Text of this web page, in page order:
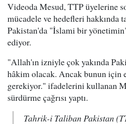
Videoda Mesud, TTP üyelerine
mücadele ve hedefleri hakkında
Pakistan'da "İslami bir
ediyor.
"Allah'ın izniyle çok yakında
hâkim olacak. Ancak bunun için
gerekiyor." ifadelerini kullanan
sürdürme çağrısı yaptı.
Tahrik-i Taliban Pakistan